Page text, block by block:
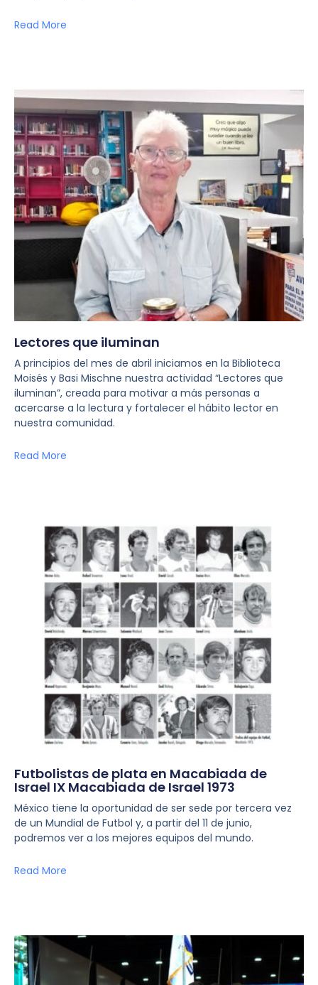
Read More
Lectores que iluminan
A principios del mes de abril iniciamos en la Biblioteca
Moisés y Basi Mischne nuestra actividad “Lectores que
iluminan”, creada para motivar a más personas a
acercarse a la lectura y fortalecer el hábito lector en
nuestra comunidad.
Read More
Futbolistas de plata en Macabiada de
Israel IX Macabiada de Israel 1973
México tiene la oportunidad de ser sede por tercera vez
de un Mundial de Futbol y, a partir del 11 de junio,
podremos ver a los mejores equipos del mundo.
Read More